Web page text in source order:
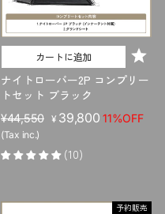
カートに追加
ナイトローバー2P コンプリー
トセット ブラック
販
売
価
格
¥44,550 セ
ル
価
¥ 39,80011%OFF
(Tax inc.)
(10)
予約販売